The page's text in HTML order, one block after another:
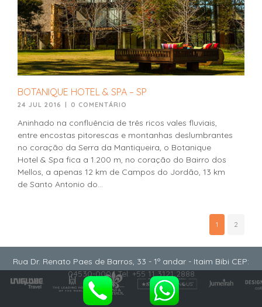
BOTANIQUE HOTEL & SPA – SP
24 JUL 2016 0 COMENTÁRIO
Aninhado na confluência de três ricos vales fluviais,
entre encostas pitorescas e montanhas deslumbrantes
no coração da Serra da Mantiqueira, o Botanique
Hotel & Spa fica a 1.200 m, no coração do Bairro dos
Mellos, a apenas 12 km de Campos do Jordão, 13 km
de Santo Antonio do...
1 2
Rua Dr. Renato Paes de Barros, 33 - 1º andar - Itaim Bibi CEP:
04530-000 | Tel: +55 11 3121 2888